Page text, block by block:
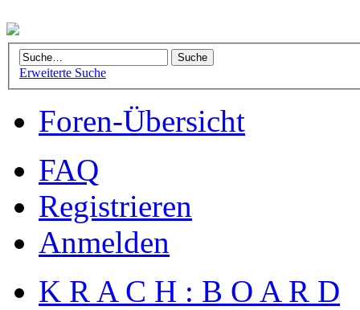
Erweiterte Suche
Foren-Übersicht
FAQ
Registrieren
Anmelden
K R A C H : B O A R D